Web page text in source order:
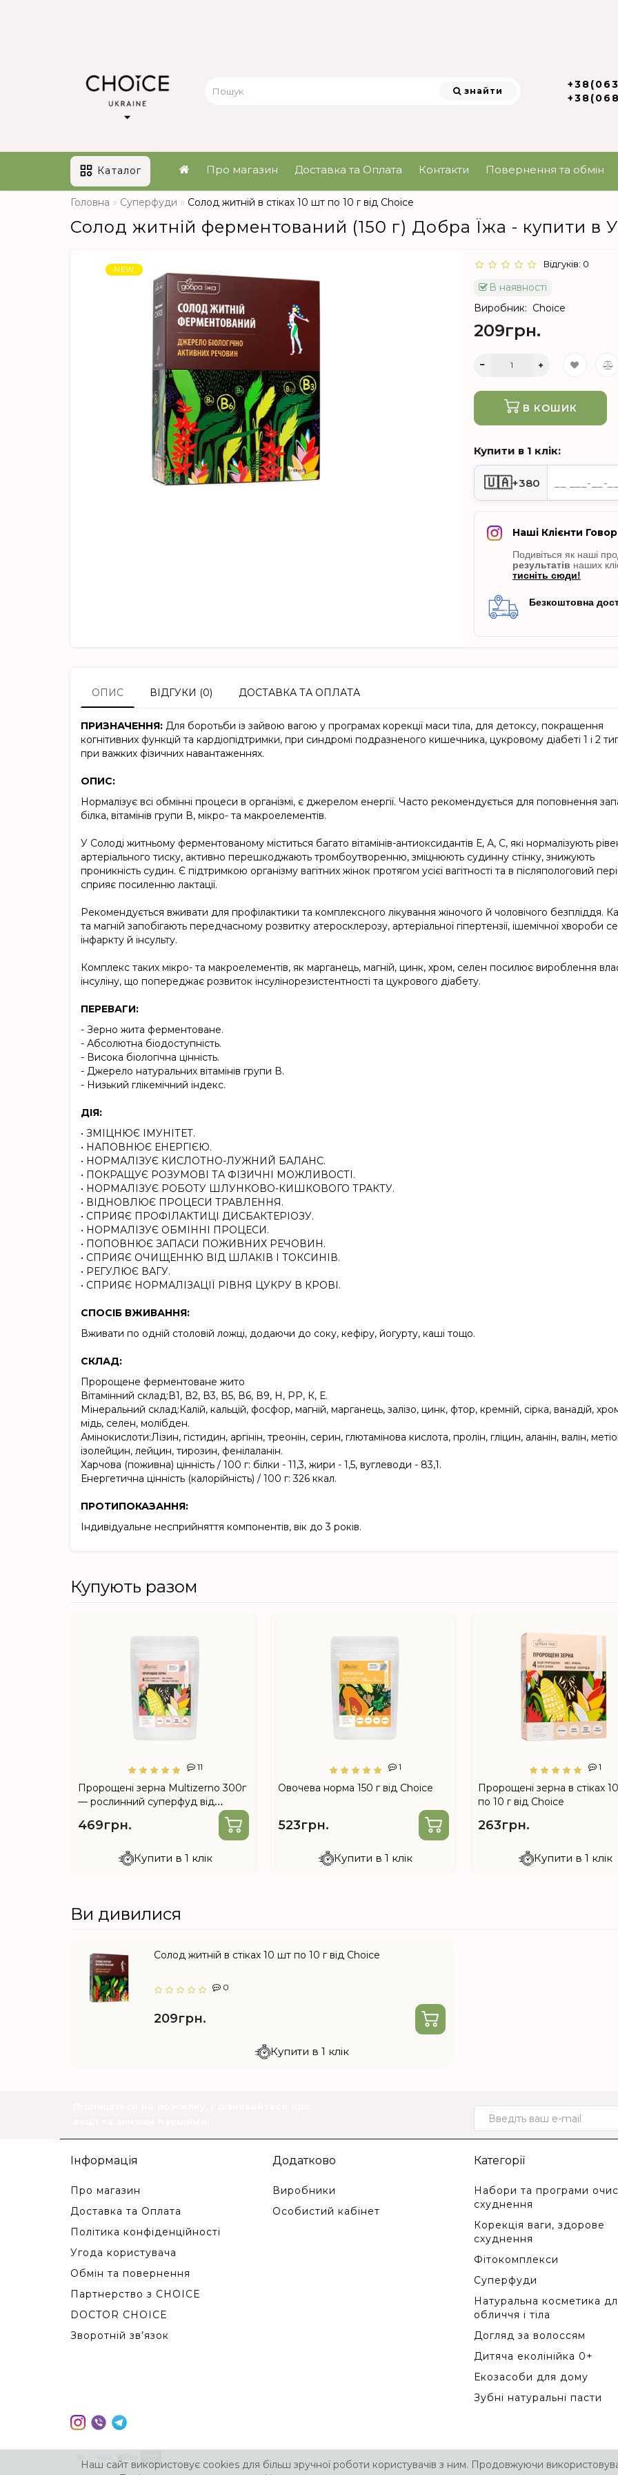
знайти
Каталог Про магазин Доставка та Оплата Контакти Повернення та обмін
Головна Суперфуди Солод житній в стіках 10 шт по 10 г від Choice
Солод житній ферментований (150 г) Добра Їжа - купити в
NEW Відгуків: 0
В наявності
Виробник: Choice
209грн.
В КОШИК
Купити в 1 клік:
🇺🇦+380
Наші Клієнти
Подивіться як наші
результатів наших
тисніть сюди!
Безкоштовна
ОПИС ВІДГУКИ (0) ДОСТАВКА ТА ОПЛАТА
ПРИЗНАЧЕННЯ: Для боротьби із зайвою вагою у програмах корекції маси тіла, для детоксу, покращення
когнітивних функцій та кардіопідтримки, при синдромі подразненого кишечника, цукровому діабеті 1 і 2
при важких фізичних навантаженнях.
ОПИС:
Нормалізує всі обмінні процеси в організмі, є джерелом енергії. Часто рекомендується для поповнення
білка, вітамінів групи В, мікро- та макроелементів.
У Солоді житньому ферментованому міститься багато вітамінів-антиоксидантів Е, А, С, які нормалізують
артеріального тиску, активно перешкоджають тромбоутворенню, зміцнюють судинну стінку, знижують
проникність судин. Є підтримкою організму вагітних жінок протягом усієї вагітності та в післяпологовий
сприяє посиленню лактації.
Рекомендується вживати для профілактики та комплексного лікування жіночого й чоловічого безпліддя.
та магній запобігають передчасному розвитку атеросклерозу, артеріальної гіпертензії, ішемічної хвороби
інфаркту й інсульту.
Комплекс таких мікро- та макроелементів, як марганець, магній, цинк, хром, селен посилює вироблення
інсуліну, що попереджає розвиток інсулінорезистентності та цукрового діабету.
ПЕРЕВАГИ:
- Зерно жита ферментоване.
- Абсолютна біодоступність.
- Висока біологічна цінність.
- Джерело натуральних вітамінів групи В.
- Низький глікемічний індекс.
ДІЯ:
• ЗМІЦНЮЄ ІМУНІТЕТ.
• НАПОВНЮЄ ЕНЕРГІЄЮ.
• НОРМАЛІЗУЄ КИСЛОТНО-ЛУЖНИЙ БАЛАНС.
• ПОКРАЩУЄ РОЗУМОВІ ТА ФІЗИЧНІ МОЖЛИВОСТІ.
• НОРМАЛІЗУЄ РОБОТУ ШЛУНКОВО-КИШКОВОГО ТРАКТУ.
• ВІДНОВЛЮЄ ПРОЦЕСИ ТРАВЛЕННЯ.
• СПРИЯЄ ПРОФІЛАКТИЦІ ДИСБАКТЕРІОЗУ.
• НОРМАЛІЗУЄ ОБМІННІ ПРОЦЕСИ.
• ПОПОВНЮЄ ЗАПАСИ ПОЖИВНИХ РЕЧОВИН.
• СПРИЯЄ ОЧИЩЕННЮ ВІД ШЛАКІВ І ТОКСИНІВ.
• РЕГУЛЮЄ ВАГУ.
• СПРИЯЄ НОРМАЛІЗАЦІЇ РІВНЯ ЦУКРУ В КРОВІ.
СПОСІБ ВЖИВАННЯ:
Вживати по одній столовій ложці, додаючи до соку, кефіру, йогурту, каші тощо.
СКЛАД:
Пророщене ферментоване жито
Вітамінний склад:В1, В2, В3, В5, В6, В9, Н, РР, К, Е.
Мінеральний склад:Калій, кальцій, фосфор, магній, марганець, залізо, цинк, фтор, кремній, сірка, ванадій,
мідь, селен, молібден.
Амінокислоти:Лізин, гістидин, аргінін, треонін, серин, глютамінова кислота, пролін, гліцин, аланін, валін,
ізолейцин, лейцин, тирозин, фенілаланін.
Харчова (поживна) цінність / 100 г: білки - 11,3, жири - 1,5, вуглеводи - 83,1.
Енергетична цінність (калорійність) / 100 г: 326 ккал.
ПРОТИПОКАЗАННЯ:
Індивідуальне несприйняття компонентів, вік до 3 років.
Купують разом
11
Пророщені зерна Multizerno 300г
— рослинний суперфуд від
469грн.
Купити в 1 клік
1
Овочева норма 150 г від Choice
523грн.
Купити в 1 клік
1
Пророщені зерна в стіках
по 10 г від Choice
263грн.
Купити в 1 клік
Ви дивилися
Солод житній в стіках 10 шт по 10 г від Choice
0
209грн.
Купити в 1 клік
Інформація
Про магазин
Доставка та Оплата
Політика конфіденційності
Угода користувача
Обмін та повернення
Партнерство з CHOICE
DOCTOR CHOICE
Зворотній зв’язок
Додатково
Виробники
Особистий кабінет
Категорії
Набори та програми
схуднення
Корекція ваги, здорове
схуднення
Фітокомплекси
Суперфуди
Натуральна косметика
обличчя і тіла
Догляд за волоссям
Дитяча еколінійка 0+
Екозасоби для дому
Зубні натуральні пасти
Наш сайт використовує cookies для більш зручної роботи користувачів з ним. Продовжуючи